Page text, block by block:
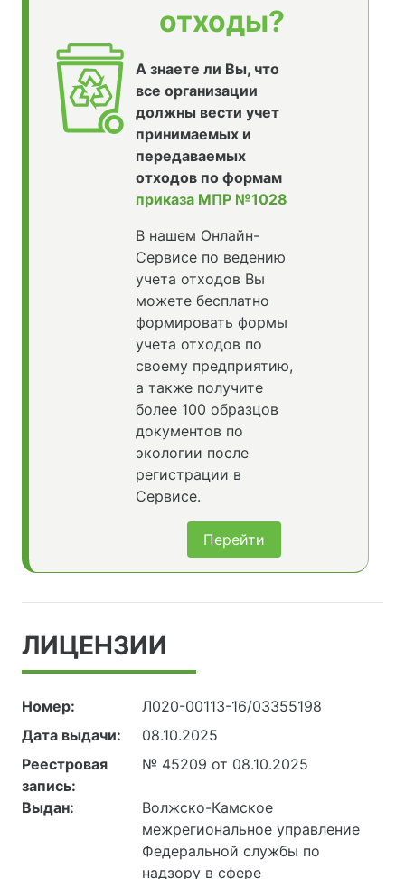
отходы?
А знаете ли Вы, что
все организации
должны вести учет
принимаемых и
передаваемых
отходов по формам
приказа МПР №1028
В нашем Онлайн-
Сервисе по ведению
учета отходов Вы
можете бесплатно
формировать формы
учета отходов по
своему предприятию,
а также получите
более 100 образцов
документов по
экологии после
регистрации в
Сервисе.
Перейти
ЛИЦЕНЗИИ
Номер:
Л020-00113-16/03355198
Дата выдачи:
08.10.2025
Реестровая
запись:
№ 45209 от 08.10.2025
Выдан:
Волжско-Камское
межрегиональное управление
Федеральной службы по
надзору в сфере